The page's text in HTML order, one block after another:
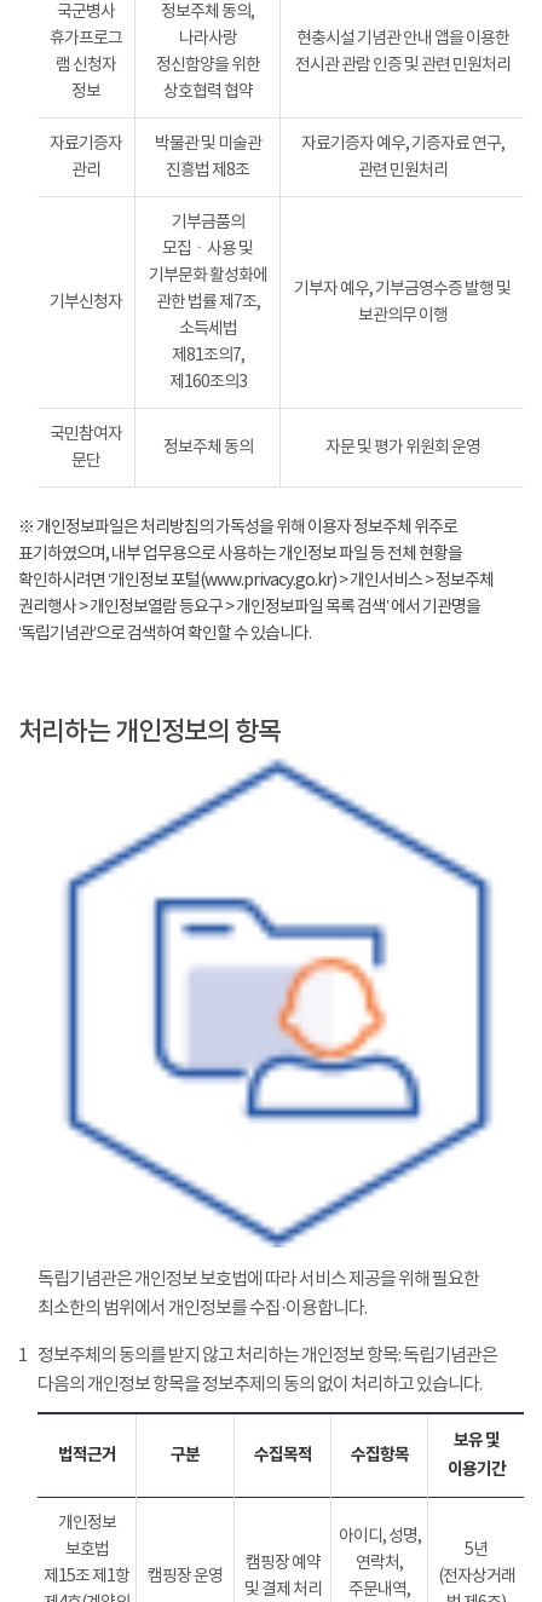
국군병사
휴가프로그
램 신청자
정보
정보주체 동의,
나라사랑
정신함양을 위한
상호협력 협약
현충시설 기념관 안내 앱을 이용한
전시관 관람 인증 및 관련 민원처리
자료기증자
관리
박물관 및 미술관
진흥법 제8조
자료기증자 예우, 기증자료 연구,
관련 민원처리
기부신청자
기부금품의
모집ㆍ사용 및
기부문화 활성화에
관한 법률 제7조,
소득세법
제81조의7,
제160조의3
기부자 예우, 기부금영수증 발행 및
보관의무 이행
국민참여자
문단
정보주체 동의 자문 및 평가 위원회 운영
※ 개인정보파일은 처리방침의 가독성을 위해 이용자 정보주체 위주로
표기하였으며, 내부 업무용으로 사용하는 개인정보 파일 등 전체 현황을
확인하시려면 ‘개인정보 포털(www.privacy.go.kr) > 개인서비스 > 정보주체
권리행사 > 개인정보열람 등요구 > 개인정보파일 목록 검색’ 에서 기관명을
‘독립기념관’으로 검색하여 확인할 수 있습니다.
처리하는 개인정보의 항목
독립기념관은 개인정보 보호법에 따라 서비스 제공을 위해 필요한
최소한의 범위에서 개인정보를 수집·이용합니다.
1 정보주체의 동의를 받지 않고 처리하는 개인정보 항목: 독립기념관은
다음의 개인정보 항목을 정보추제의 동의 없이 처리하고 있습니다.
법적근거 구분 수집목적 수집항목
보유 및
이용기간
개인정보
보호법
제15조 제1항
캠핑장 운영
캠핑장 예약
및 결제 처리
아이디, 성명,
연락처,
주문내역,
5년
(전자상거래